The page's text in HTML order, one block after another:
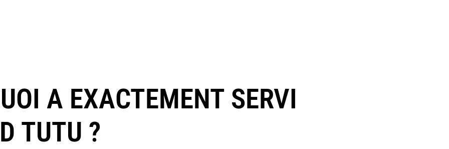
A EXACTEMENT SERVI
TUTU ?